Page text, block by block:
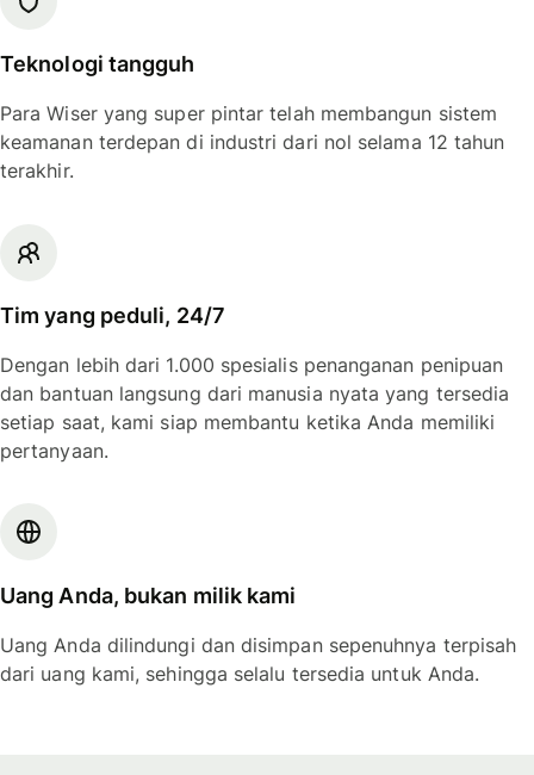
Teknologi tangguh
Para Wiser yang super pintar telah membangun sistem
keamanan terdepan di industri dari nol selama 12 tahun
terakhir.
Tim yang peduli, 24/7
Dengan lebih dari 1.000 spesialis penanganan penipuan
dan bantuan langsung dari manusia nyata yang tersedia
setiap saat, kami siap membantu ketika Anda memiliki
pertanyaan.
Uang Anda, bukan milik kami
Uang Anda dilindungi dan disimpan sepenuhnya terpisah
dari uang kami, sehingga selalu tersedia untuk Anda.